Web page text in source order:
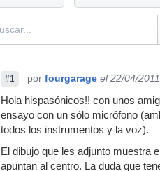
#1 por fourgarage el 22/04/2011
Hola hispasónicos!! con unos
ensayo con un sólo micrófono
todos los instrumentos y la voz).
El dibujo que les adjunto muestra
apuntan al centro. La duda que